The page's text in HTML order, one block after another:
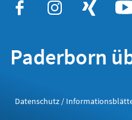
Paderborn
Datenschutz /